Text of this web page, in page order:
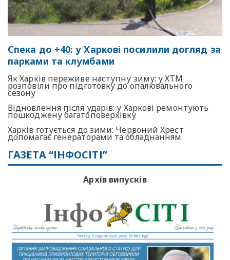
Спека до +40: у Харкові посилили догляд за
парками та клумбами
Як Харків переживе наступну зиму: у ХТМ
розповіли про підготовку до опалювального
сезону
Відновлення після ударів: у Харкові ремонтують
пошкоджену багатоповерхівку
Харків готується до зими: Червоний Хрест
допомагає генераторами та обладнанням
ГАЗЕТА “ІНФОСІТІ”
Архів випусків